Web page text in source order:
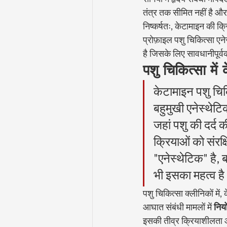
तंत्र तक सीमित नहीं है
निष्कर्षतः, केटामाइन की
प्रोफ़ाइल पशु चिकित्सा
है जिसके लिए
पशु चिकित्सा में
केटामाइन पशु
बहुमुखी
जहां पशु की दर्द
क्रियाओं को
"एनेस्थेटिक" है,
भी इसका महत्व
पशु चिकित्सा क्लीनिकों में,
आघात संबंधी मामलों में
इसकी तीव्र